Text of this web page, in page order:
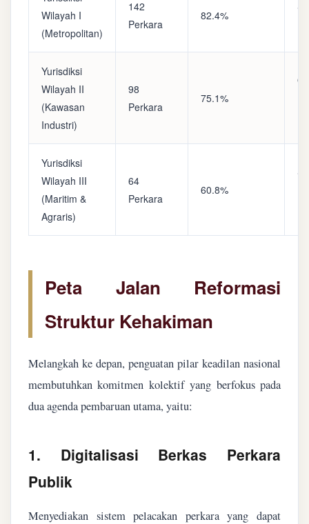
Wilayah I
(Metropolitan)
142
Perkara
82.4%
Yurisdiksi
Wilayah II
(Kawasan
Industri)
98
Perkara
75.1%
Yurisdiksi
Wilayah III
(Maritim &
Agraris)
64
Perkara
60.8%
Peta Jalan Reformasi
Struktur Kehakiman
Melangkah ke depan, penguatan pilar keadilan nasional
membutuhkan komitmen kolektif yang berfokus pada
dua agenda pembaruan utama, yaitu:
1. Digitalisasi Berkas Perkara
Publik
Menyediakan sistem pelacakan perkara yang dapat